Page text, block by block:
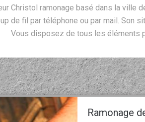
Christol ramonage basé dans la ville
de fil par téléphone ou par mail. Son
Vous disposez de tous les éléments
Ramonage